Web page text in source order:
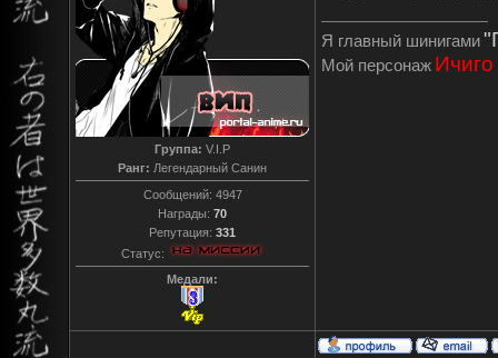
Группа: V.I.P
Ранг: Легендарный Санин
Сообщений: 4947
Награды: 70
Репутация: 331
Статус:
Медали:
Я главный шинигами
Мой персонаж